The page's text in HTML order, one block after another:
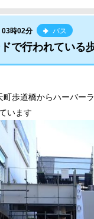
03時02分 バス
で行われている
町歩道橋からハーバー
います